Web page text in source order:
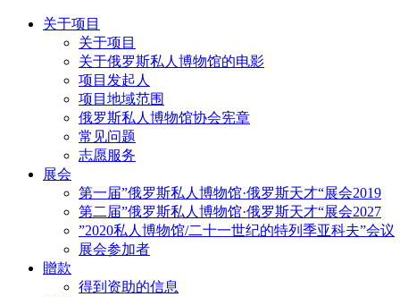
关于项目
关于项目
关于俄罗斯私人博物馆的电影
项目发起人
项目地域范围
俄罗斯私人博物馆协会宪章
常见问题
志愿服务
展会
第一届”俄罗斯私人博物馆·俄罗斯天才“展会2019
第二届”俄罗斯私人博物馆·俄罗斯天才“展会2027
”2020私人博物馆/二十一世纪的特列季亚科夫”会议
展会参加者
贈款
得到资助的信息